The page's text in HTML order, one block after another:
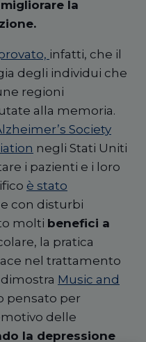
migliorare la
infatti, che il
degli individui che
regioni
alla memoria.
Society
negli Stati Uniti
i pazienti e i loro
è stato
con disturbi
molti benefici a
la pratica
nel trattamento
Music and
pensato per
delle
la depressione